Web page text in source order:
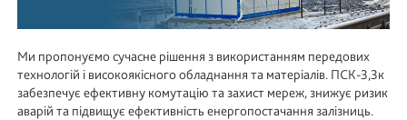
Ми пропонуємо сучасне рішення з використанням передових
технологій і високоякісного обладнання та матеріалів. ПСК-3,3к
забезпечує ефективну комутацію та захист мереж, знижує ризик
аварій та підвищує ефективність енергопостачання залізниць.